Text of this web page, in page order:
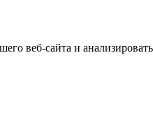
веб-сайта и